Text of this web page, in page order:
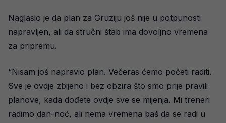
Naglasio je da plan za Gruziju još nije u potpunosti
napravljen, ali da stručni štab ima dovoljno vremena
za pripremu.
“Nisam još napravio plan. Večeras ćemo početi raditi.
Sve je ovdje zbijeno i bez obzira što smo prije pravili
planove, kada dođete ovdje sve se mijenja. Mi treneri
radimo dan-noć, ali nema vremena baš da se radi u